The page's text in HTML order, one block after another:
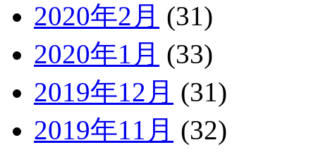
2020年2月 (31)
2020年1月 (33)
2019年12月 (31)
2019年11月 (32)